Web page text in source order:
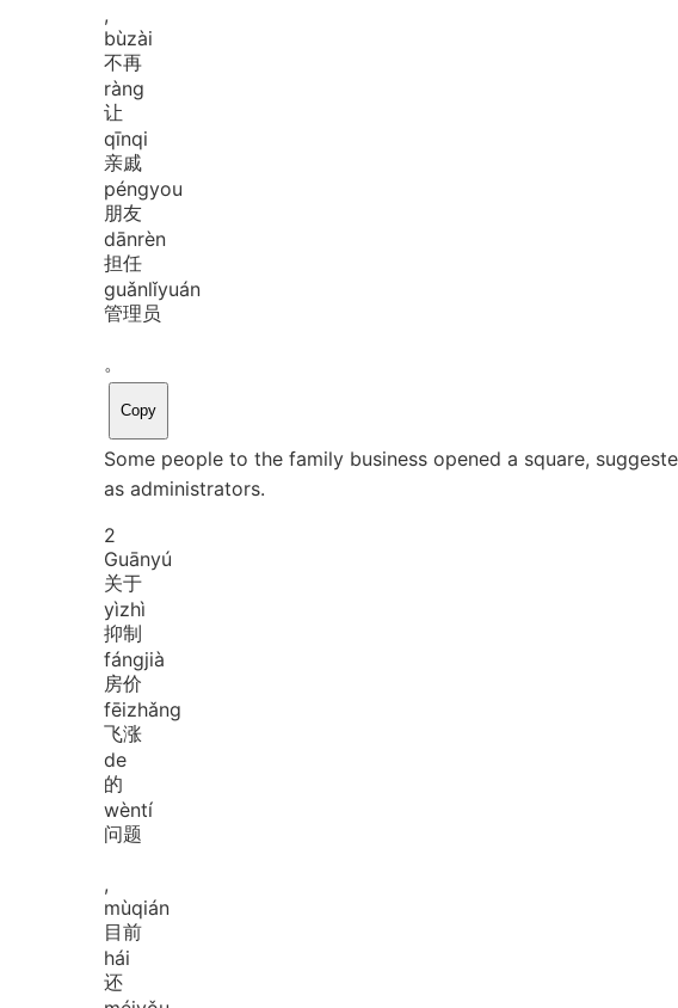
,
bùzài
不再
ràng
让
qīnqi
亲戚
péngyou
朋友
dānrèn
担任
guǎnlǐyuán
管理员
。
Copy
Some people to the family business opened a square,
as administrators.
2
Guānyú
关于
yìzhì
抑制
fángjià
房价
fēizhǎng
飞涨
de
的
wèntí
问题
,
mùqián
目前
hái
还